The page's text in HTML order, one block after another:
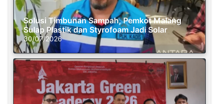
Solusi Timbunan Sampah, Pemkot Malang
Sulap Plastik dan Styrofoam Jadi Solar
30/07/2026